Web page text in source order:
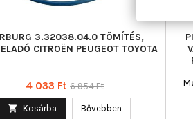
3.32038.04.0 TÖMÍTÉS,
CITROËN PEUGEOT TOYOTA
Ár
4 033 Ft Normál
6 954 Ft
 Kosárba Bővebben